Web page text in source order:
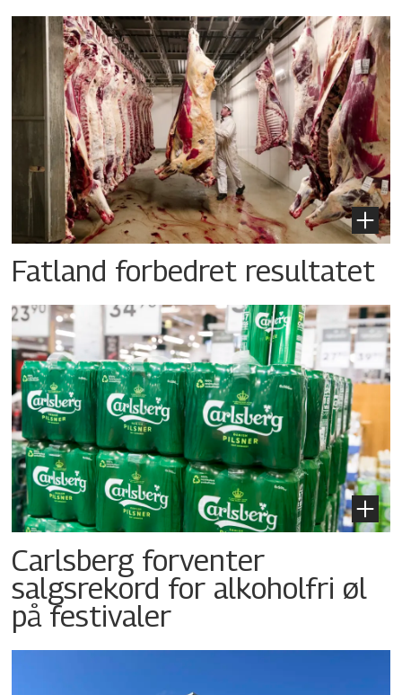
Fatland forbedret resultatet
Carlsberg forventer
salgsrekord for alkoholfri øl
på festivaler